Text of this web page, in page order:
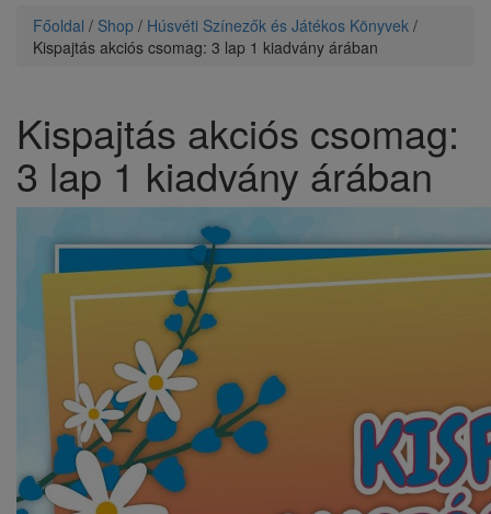
Főoldal / Shop / Húsvéti Színezők és Játékos Könyvek /
Kispajtás akciós csomag: 3 lap 1 kiadvány árában
Kispajtás akciós csomag:
3 lap 1 kiadvány árában